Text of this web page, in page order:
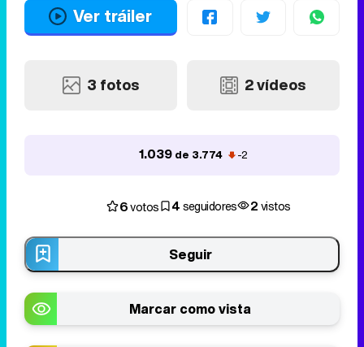
Ver tráiler
3 fotos 2 vídeos
1.039de 3.774 -2
6votos 4seguidores 2vistos
Seguir
Marcar como vista